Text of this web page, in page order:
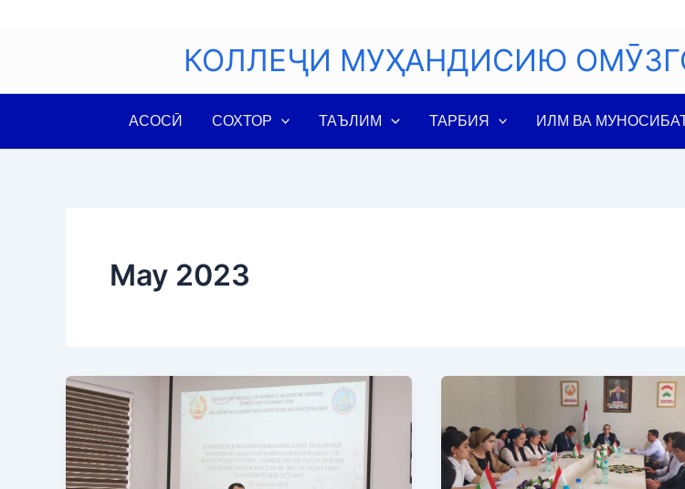
КОЛЛЕҶИ МУҲАНДИСИЮ
АСОСӢ СОХТОР ТАЪЛИМ ТАРБИЯ ИЛМ ВА
May 2023